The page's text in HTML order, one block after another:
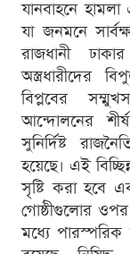
যানবাহনে
যা জনমনে
রাজধানী
অস্ত্রধারীদের
বিপ্লবের
আন্দোলনের
সুনির্দিষ্ট
হয়েছে। এই
সৃষ্টি করা হবে
গোষ্ঠীগুলোর
মধ্যে পারস্পরিক